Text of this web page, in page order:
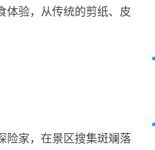
体验，从传统的剪纸、皮
险家，在景区搜集斑斓落